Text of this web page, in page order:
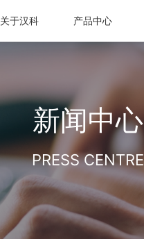
关于汉科 产品中心
新闻中心
PRESS CENTRE